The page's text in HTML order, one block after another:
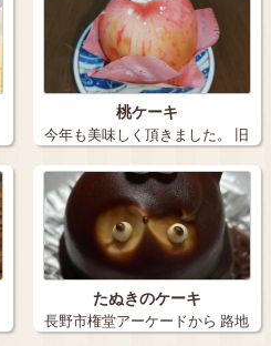
桃ケーキ
今年も美味しく頂きました。 旧
丸子の【…
たぬきのケーキ
長野市権堂アーケードから 路地